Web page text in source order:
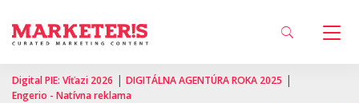
Digital PIE: Víťazi 2026 | DIGITÁLNA AGENTÚRA ROKA 2025 |
Engerio - Natívna reklama